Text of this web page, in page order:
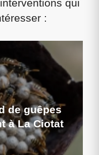
qui
:
de guêpes
à La Ciotat